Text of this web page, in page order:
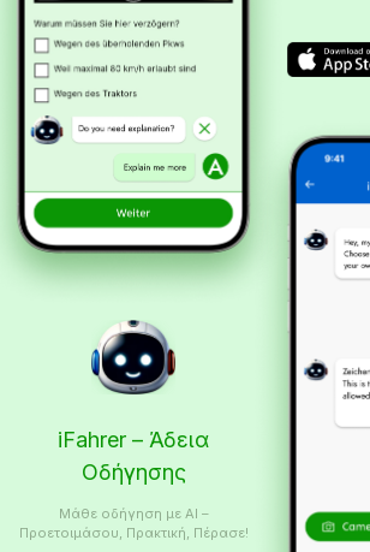
iFahrer – Άδεια
Οδήγησης
Μάθε οδήγηση με AI –
Προετοιμάσου, Πρακτική, Πέρασε!